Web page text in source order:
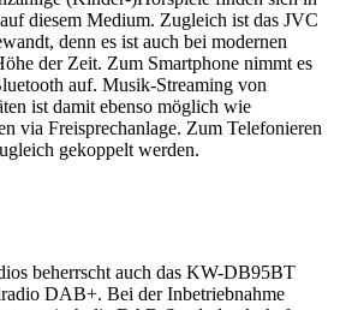
diesem Medium. Zugleich ist das JVC
denn es ist auch bei modernen
der Zeit. Zum Smartphone nimmt es
auf. Musik-Streaming von
ist damit ebenso möglich wie
via Freisprechanlage. Zum Telefonieren
gekoppelt werden.
beherrscht auch das KW-DB95BT
DAB+. Bei der Inbetriebnahme